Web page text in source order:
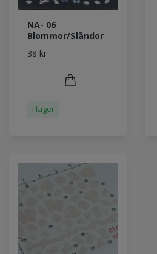
NA- 06
Blommor/Sländor
38 kr
I lager